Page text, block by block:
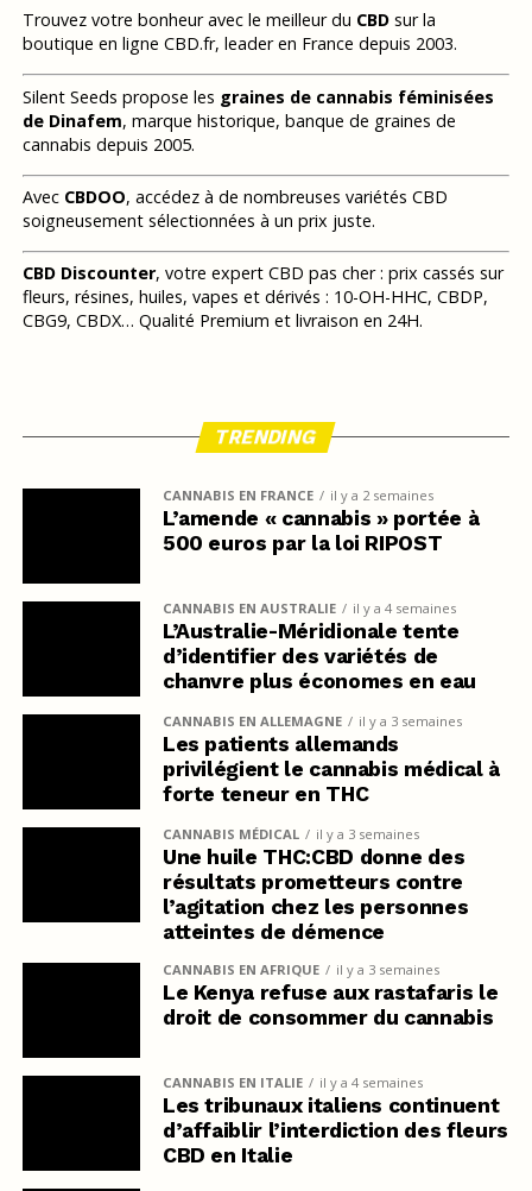
Trouvez votre bonheur avec le meilleur du CBDsur la
boutique en ligne CBD.fr, leader en France depuis 2003.
Silent Seeds propose les graines de cannabis féminisées
de Dinafem, marque historique, banque de graines de
cannabis depuis 2005.
Avec CBDOO, accédez à de nombreuses variétés CBD
soigneusement sélectionnées à un prix juste.
CBD Discounter, votre expert CBD pas cher : prix cassés sur
fleurs, résines, huiles, vapes et dérivés : 10-OH-HHC, CBDP,
CBG9, CBDX… Qualité Premium et livraison en 24H.
TRENDING
CANNABIS EN FRANCE il y a 2 semaines
L’amende « cannabis » portée à
500 euros par la loi RIPOST
CANNABIS EN AUSTRALIE il y a 4 semaines
L’Australie-Méridionale tente
d’identifier des variétés de
chanvre plus économes en eau
CANNABIS EN ALLEMAGNE il y a 3 semaines
Les patients allemands
privilégient le cannabis médical à
forte teneur en THC
CANNABIS MÉDICAL il y a 3 semaines
Une huile THC:CBD donne des
résultats prometteurs contre
l’agitation chez les personnes
atteintes de démence
CANNABIS EN AFRIQUE il y a 3 semaines
Le Kenya refuse aux rastafaris le
droit de consommer du cannabis
CANNABIS EN ITALIE il y a 4 semaines
Les tribunaux italiens continuent
d’affaiblir l’interdiction des fleurs
CBD en Italie